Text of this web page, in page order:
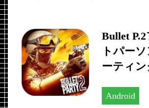
Bullet
トパー
ーティ
Android